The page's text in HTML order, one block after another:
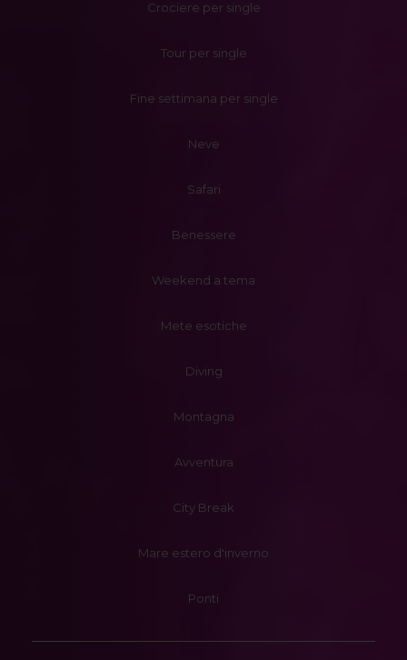
Crociere per single
Tour per single
Fine settimana per single
Neve
Safari
Benessere
Weekend a tema
Mete esotiche
Diving
Montagna
Avventura
City Break
Mare estero d'inverno
Ponti